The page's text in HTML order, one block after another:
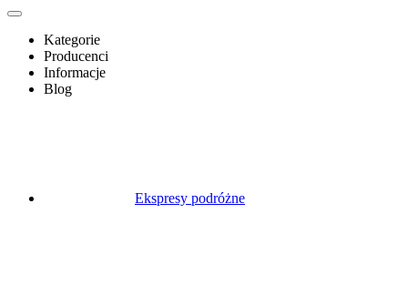
Kategorie
Producenci
Informacje
Blog
Ekspresy Staresso